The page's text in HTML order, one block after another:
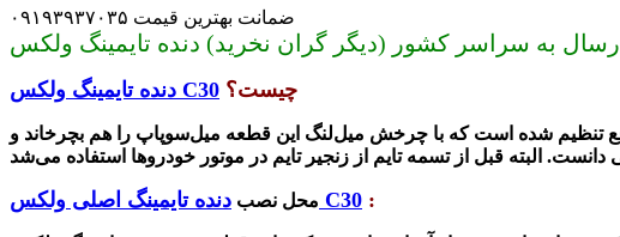
ضمانت بهترین قیمت ۰۹۱۹۳۹۳۷۰۳۵
دنده تایمینگ ولکس C30 چیست؟
تنظیم شده است که با چرخش میل‌لنگ این قطعه میل‌سوپاپ را هم بچرخاند و
محل نصب دنده تایمینگ اصلی ولکس C30 :